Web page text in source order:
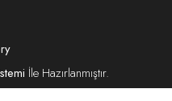
İle Hazırlanmıştır.